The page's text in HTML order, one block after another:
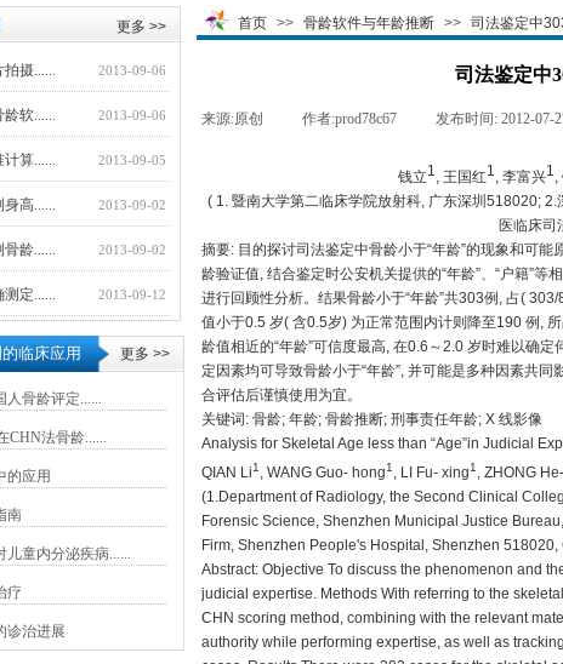
首页 >> 骨龄软件与年龄推断 >> 司法鉴定中
更多 >>
摄...... 2013-09-06
软...... 2013-09-06
算...... 2013-09-05
高...... 2013-09-02
龄...... 2013-09-02
定...... 2013-09-12
司法鉴定中
来源:原创 作者:prod78c67 发布时间: 2012-07-
钱立1, 王国红1, 李富兴1,
( 1. 暨南大学第二临床学院放射科, 广东深圳 518020; 2.
医临床司
摘要: 目的探讨司法鉴定中骨龄小于“年龄”的现象和可
龄验证值, 结合鉴定时公安机关提供的“年龄”、“户籍”等
进行回顾性分析。结果骨龄小于“年龄”共303例 , 占( 303/
值小于0.5 岁( 含0.5岁) 为正常范围内计则降至190 例 ,
龄值相近的“年龄”可信度最高, 在0.6 ～2.0 岁时难以确定
定因素均可导致骨龄小于“年龄”, 并可能是多种因素共同
合评估后谨慎使用为宜。
关键词 : 骨龄; 年龄; 骨龄推断; 刑事责任年龄; X 线影像
Analysis for Skeletal Age less than “Age”in Judicial
QIAN Li1 , WANG Guo- hong1 , LI Fu- xing1 , ZHONG
(1.Department of Radiology, the Second Clinical
Forensic Science, Shenzhen Municipal Justice
Firm, Shenzhen People's Hospital, Shenzhen 518020,
Abstract: Objective To discuss the phenomenon and
judicial expertise. Methods With referring to the
CHN scoring method, combining with the relevant
authority while performing expertise, as well as
临床应用 更多 >>
人骨龄评定......
CHN法骨龄......
的应用
南
儿童内分泌疾病......
疗
诊治进展